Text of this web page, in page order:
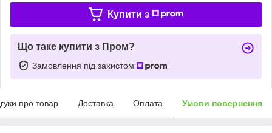
Купити з
Що таке купити з Пром?
Замовлення під захистом
про товар Доставка Оплата Умови повернення